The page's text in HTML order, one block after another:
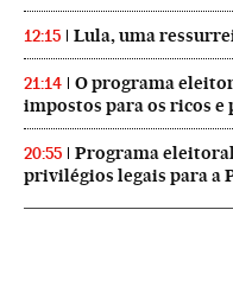
12:15 Lula, uma
21:14
O programa
impostos para os ricos
20:55
Programa
privilégios legais para a